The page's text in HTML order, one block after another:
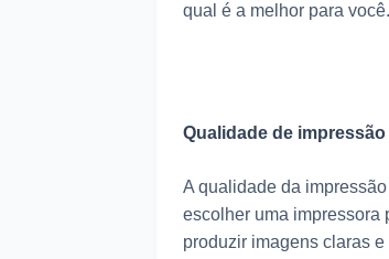
qual é a melhor para você.
Qualidade de impressão
A qualidade da
escolher uma impressora
produzir imagens claras